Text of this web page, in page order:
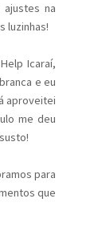
na
luzinhas!
Icaraí,
e eu
aproveitei
me deu
para
que